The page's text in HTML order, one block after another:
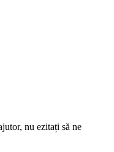
nu ezitați să ne